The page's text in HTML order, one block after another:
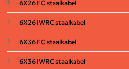
6X26 FC staalkabel
6X26 IWRC staalkabel
6X36 FC staalkabel
6X36 IWRC staalkabel